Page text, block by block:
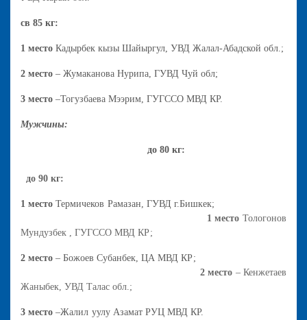
св 85 кг:
1 место Кадырбек кызы Шайыргул, УВД Жалал-Абадской обл.;
2 место – Жумаканова Нурипа, ГУВД Чуй обл;
3 место –Тогузбаева Мээрим, ГУГССО МВД КР.
Мужчины:
до 80 кг:
до 90 кг:
1 место Термичеков Рамазан, ГУВД г.Бишкек;
1 место Тологонов
Мундузбек , ГУГССО МВД КР;
2 место – Божоев Субанбек, ЦА МВД КР;
2 место – Кенжетаев
Жаныбек, УВД Талас обл.;
3 место –Жалил уулу Азамат РУЦ МВД КР.